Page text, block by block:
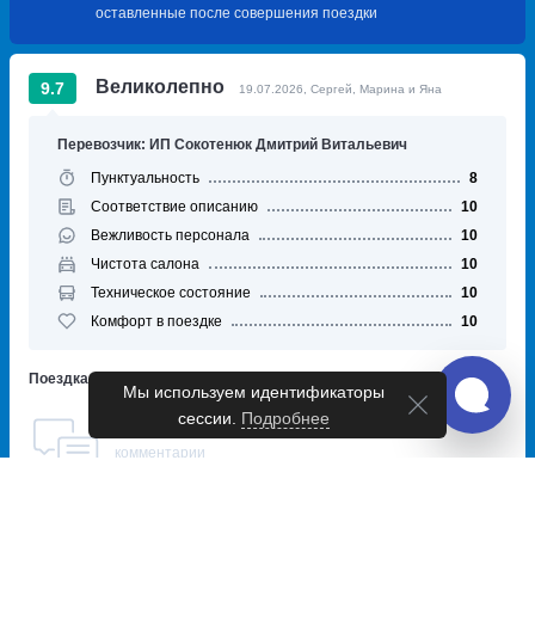
оставленные после совершения поездки
9.7 Великолепно 19.07.2026, Сергей, Марина и Яна
Перевозчик: ИП Сокотенюк Дмитрий Витальевич
Пунктуальность
8
Соответствие описанию
10
Вежливость персонала
10
Чистота салона
10
Техническое состояние
10
Комфорт в поездке
10
Поездка: Адлер — Анапа
Пассажир не оставил
комментарии
Мы используем идентификаторы
сессии. Подробнее